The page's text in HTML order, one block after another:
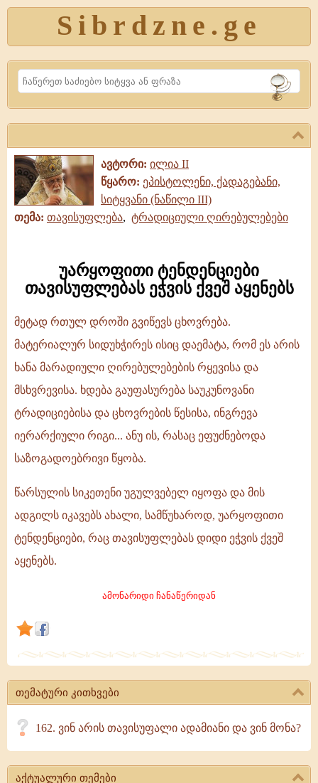
Sibrdzne.ge
Search
ავტორი: ილია II
წყარო: ეპისტოლენი, ქადაგებანი,
სიტყვანი (ნაწილი III)
თემა: თავისუფლება, ტრადიციული ღირებულებები
უარყოფითი ტენდენციები
თავისუფლებას ეჭვის ქვეშ აყენებს
მეტად რთულ დროში გვიწევს ცხოვრება.
მატერიალურ სიდუხჭირეს ისიც დაემატა, რომ ეს არის
ხანა მარადიული ღირებულებების რყევისა და
მსხვრევისა. ხდება გაუფასურება საუკუნოვანი
ტრადიციებისა და ცხოვრების წესისა, ინგრევა
იერარქიული რიგი... ანუ ის, რასაც ეფუძნებოდა
საზოგადოებრივი წყობა.
წარსულის სიკეთენი უგულვებელ იყოფა და მის
ადგილს იკავებს ახალი, სამწუხაროდ, უარყოფითი
ტენდენციები, რაც თავისუფლებას დიდი ეჭვის ქვეშ
აყენებს.
ამონარიდი ჩანაწერიდან
თემატური კითხვები
162. ვინ არის თავისუფალი ადამიანი და ვინ მონა?
აქტუალური თემები